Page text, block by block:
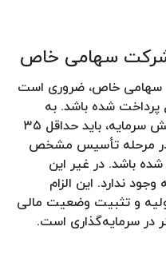
شرکت سهامی خاص
سهامی خاص، ضروری است
پرداخت ‌شده باشد. به
عبارت دیگر، پیش از اقدام به افزایش سرمایه، باید حداقل ۳۵
در مرحله تأسیس مشخص
باشد. در غیر این
ندارد. این الزام
و تثبیت وضعیت مالی
در سرمایه‌گذاری است.